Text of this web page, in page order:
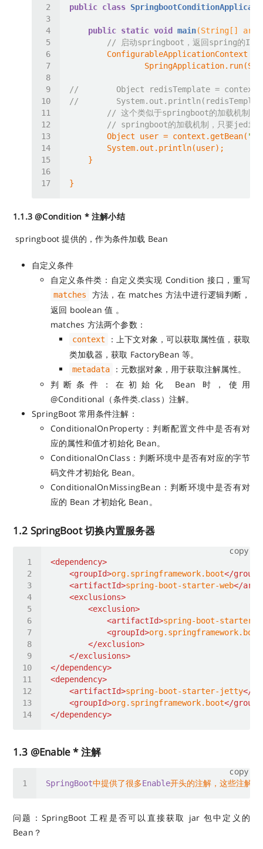
public class
public static void main(String[]
// 启动springboot，返回spring的IOC
//        Object redisTemplate =
//
// 这个类似于springboot的加载机制，
// springboot的加载机制，只要jedis
        Object user = context.getBean(
1.1.3 @Condition * 注解小结
​ springboot 提供的，作为条件加载 Bean
自定义条件
自定义条件类：自定义类实现 Condition 接口，重写
matches
方法，在 matches 方法中进行逻辑判断，
返回 boolean 值 。
matches 方法两个参数：
context
：上下文对象，可以获取属性值，获取
类加载器，获取 FactoryBean 等。
metadata
：元数据对象，用于获取注解属性。
判断条件：在初始化 Bean 时，使用
@Conditional（条件类.class）注解。
SpringBoot 常用条件注解：
ConditionalOnProperty：判断配置文件中是否有对
应的属性和值才初始化 Bean。
ConditionalOnClass：判断环境中是否有对应的字节
码文件才初始化 Bean。
ConditionalOnMissingBean：判断环境中是否有对
应的 Bean 才初始化 Bean。
1.2 SpringBoot 切换内置服务器
copy
<dependency>
<groupId>org.springframework.boot</
<artifactId>spring-boot-starter-web</
<exclusions>
<exclusion>
<artifactId>spring-boot-starter-
<groupId>org.springframework.boot
</exclusion>
</exclusions>
</dependency>
<dependency>
<artifactId>spring-boot-starter-jetty</
<groupId>org.springframework.boot</
</dependency>
1.3 @Enable * 注解
copy
SpringBoot中提供了很多Enable开头的注解，这些注解都
问题：SpringBoot 工程是否可以直接获取 jar 包中定义的
Bean？